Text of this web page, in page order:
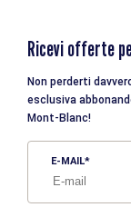
Ricevi offerte
Non perderti
esclusiva
Mont-Blanc!
E-MAIL